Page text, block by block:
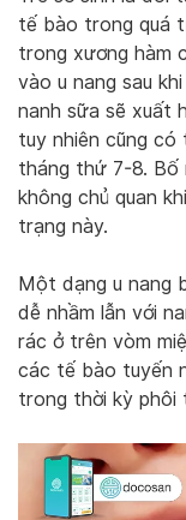
tế bào trong quá
trong xương hàm
vào u nang sau
nanh sữa sẽ xuất
tuy nhiên cũng có
tháng thứ 7-8. Bố
không chủ quan
trạng này.
Một dạng u nang
dễ nhầm lẫn với
rác ở trên vòm
các tế bào tuyến
trong thời kỳ phôi